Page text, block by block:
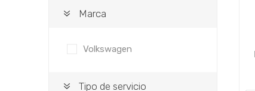
Marca
Volkswagen
Tipo de servicio